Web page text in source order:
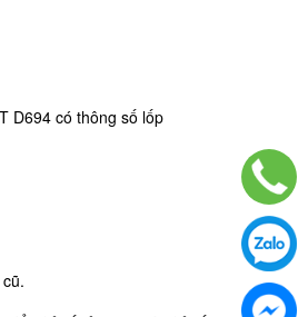
D694 có thông số lốp